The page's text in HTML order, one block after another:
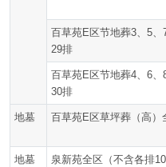
百草苑E区节地葬3、5、
29排
百草苑E区节地葬4、6、
30排
地墓 百草苑E区草坪葬（高）
地墓 泉新苑全区（不含各排10